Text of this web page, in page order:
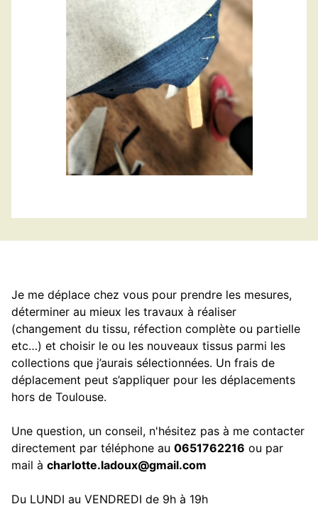
Je me déplace chez vous pour prendre les mesures,
déterminer au mieux les travaux à réaliser
(changement du tissu, réfection complète ou partielle
etc…) et choisir le ou les nouveaux tissus parmi les
collections que j’aurais sélectionnées. Un frais de
déplacement peut s’appliquer pour les déplacements
hors de Toulouse.
Une question, un conseil, n'hésitez pas à me contacter
directement par téléphone au 0651762216 ou par
mail à charlotte.ladoux@gmail.com
Du LUNDI au VENDREDI de 9h à 19h